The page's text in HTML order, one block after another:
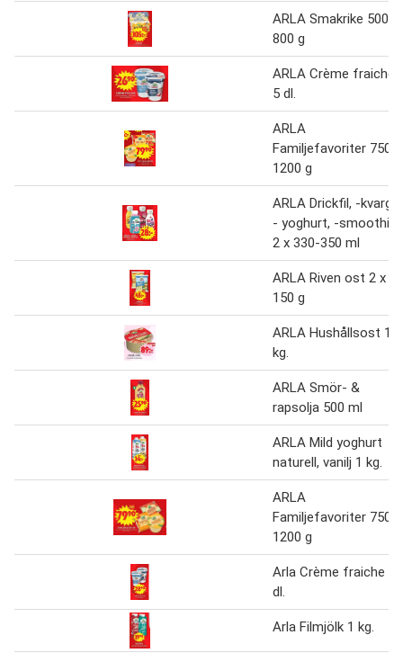
ARLA Smakrike 500-
800 g
ARLA Crème fraiche
5 dl.
ARLA
Familjefavoriter 750-
1200 g
ARLA Drickfil, -kvarg,
- yoghurt, -smoothie
2 x 330-350 ml
ARLA Riven ost 2 x
150 g
ARLA Hushållsost 1
kg.
ARLA Smör- &
rapsolja 500 ml
ARLA Mild yoghurt
naturell, vanilj 1 kg.
ARLA
Familjefavoriter 750-
1200 g
Arla Crème fraiche 5
dl.
Arla Filmjölk 1 kg.